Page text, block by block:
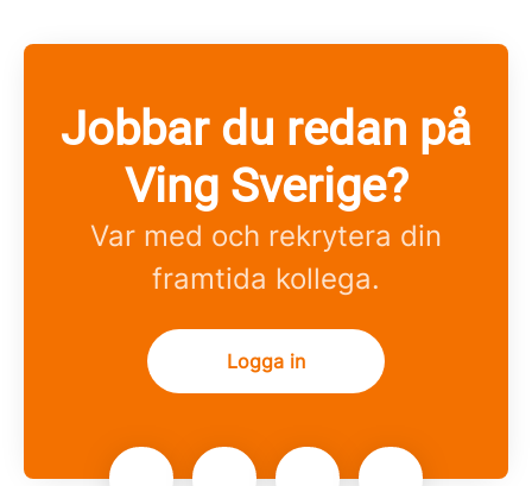
Jobbar du redan på
Ving Sverige?
Var med och rekrytera din
framtida kollega.
Logga in